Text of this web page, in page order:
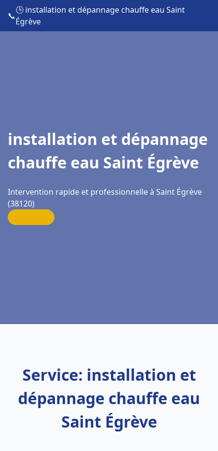
📞
🕒 installation et dépannage chauffe eau Saint
Égrève
installation et dépannage
chauffe eau Saint Égrève
Intervention rapide et professionnelle à Saint Égrève
(38120)
Service: installation et
dépannage chauffe eau
Saint Égrève